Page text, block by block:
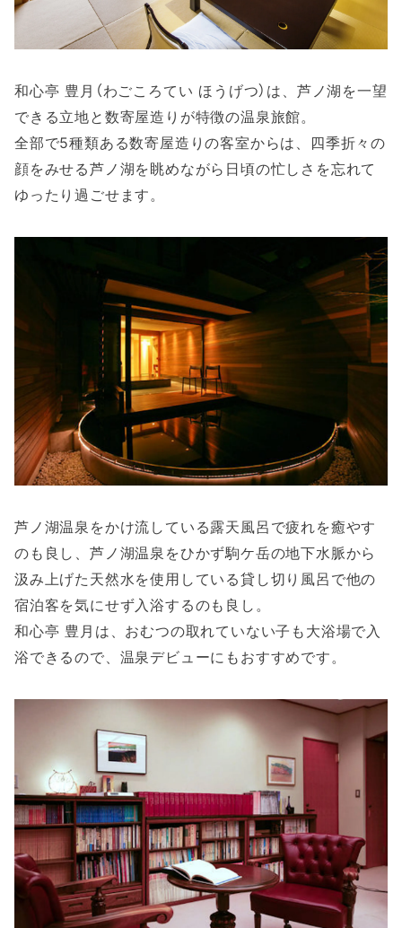
和心亭 豊月（わごころてい ほうげつ）は、芦ノ湖を一望
できる立地と数寄屋造りが特徴の温泉旅館。
全部で5種類ある数寄屋造りの客室からは、四季折々の
顔をみせる芦ノ湖を眺めながら日頃の忙しさを忘れて
ゆったり過ごせます。
芦ノ湖温泉をかけ流している露天風呂で疲れを癒やす
のも良し、芦ノ湖温泉をひかず駒ケ岳の地下水脈から
汲み上げた天然水を使用している貸し切り風呂で他の
宿泊客を気にせず入浴するのも良し。
和心亭 豊月は、おむつの取れていない子も大浴場で入
浴できるので、温泉デビューにもおすすめです。